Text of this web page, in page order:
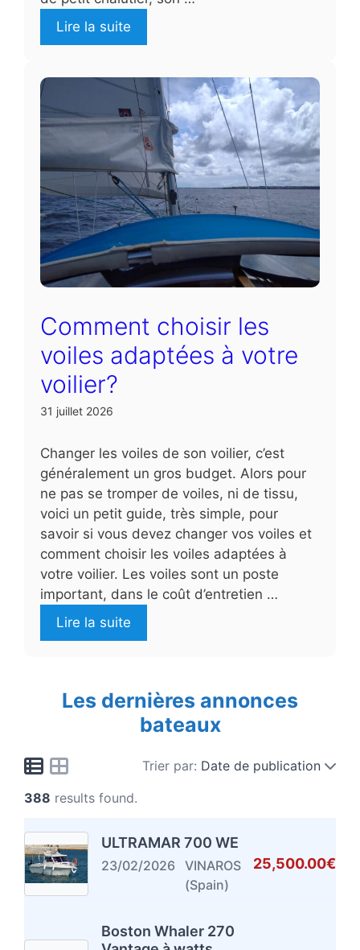
Lire la suite
Comment choisir les
voiles adaptées à votre
voilier?
31 juillet 2026
Changer les voiles de son voilier, c’est
généralement un gros budget. Alors pour
ne pas se tromper de voiles, ni de tissu,
voici un petit guide, très simple, pour
savoir si vous devez changer vos voiles et
comment choisir les voiles adaptées à
votre voilier. Les voiles sont un poste
important, dans le coût d’entretien …
Lire la suite
Les dernières annonces
bateaux
Trier par: Date de publication
388 results found.
ULTRAMAR 700 WE
23/02/2026
VINAROS
(Spain)
25,500.00€
Boston Whaler 270